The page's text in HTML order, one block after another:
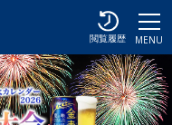
MENU
閲覧履歴